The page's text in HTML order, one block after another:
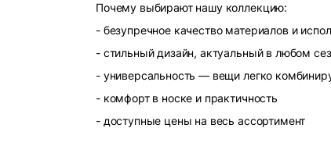
Почему выбирают нашу коллекцию:
- безупречное качество материалов и
- стильный дизайн, актуальный в любом
- универсальность — вещи легко
- комфорт в носке и практичность
- доступные цены на весь ассортимент